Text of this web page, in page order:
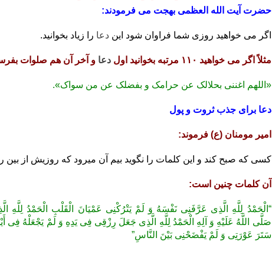
حضرت آیت الله العظمی بهجت می فرمودند:
اگر می خواهید روزی شما فراوان شود ایندعا را زیاد بخوانید.
مثلاً اگر می خواهید ۱۱۰ مرتبه بخوانید اول دعا و آخر آن هم صلوات
«اللهم اغننی بحلالک عن حرامک و بفضلک عن من سواک».
دعا برای جذب ثروت و پول
امیر مومنان (ع) فرموند:
کسی که صبح کند و این کلمات را نگوید بیم آن میرود که روزیش از بین
آن کلمات چنین است:
“الْحَمْدُ لِلَّهِ‏ الَّذِی‏ عَرَّفَنِی‏ نَفْسَهُ‏ وَ لَمْ یَتْرُکْنِی عَمْیَانَ الْقَلْبِ الْحَمْدُ لِلَّهِ
صَلَّى اللَّهُ عَلَیْهِ وَ آلِهِ الْحَمْدُ لِلَّهِ الَّذِی جَعَلَ رِزْقِی فِی یَدِهِ وَ لَمْ یَجْعَلْهُ فِی
سَتَرَ عَوْرَتِی وَ لَمْ یَفْضَحْنِی بَیْنَ النَّاسِ”